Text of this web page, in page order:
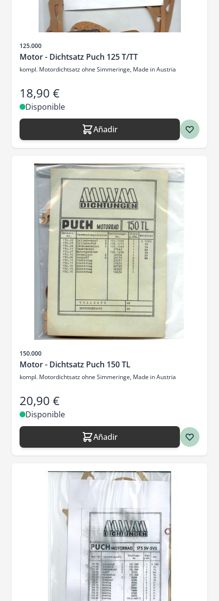
SKU
125.000
Motor - Dichtsatz Puch 125 T/TT
kompl. Motordichtsatz ohne Simmeringe, Made in Austria
18,90 €
Disponible
Añadir
SKU
150.000
Motor - Dichtsatz Puch 150 TL
kompl. Motordichtsatz ohne Simmeringe, Made in Austria
20,90 €
Disponible
Añadir